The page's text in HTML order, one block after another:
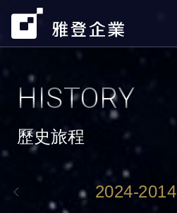
HISTORY
歷史旅程
2024-2014